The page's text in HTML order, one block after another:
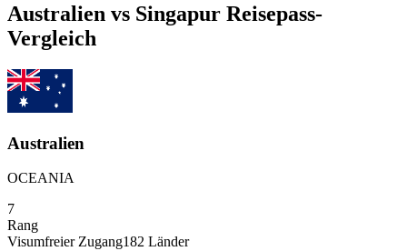
Australien vs Singapur Reisepass-
Vergleich
Australien
OCEANIA
7
Rang
Visumfreier Zugang182 Länder